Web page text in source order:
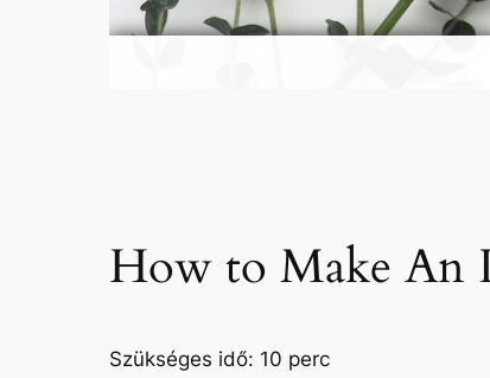
How to Make An
Szükséges idő: 10 perc